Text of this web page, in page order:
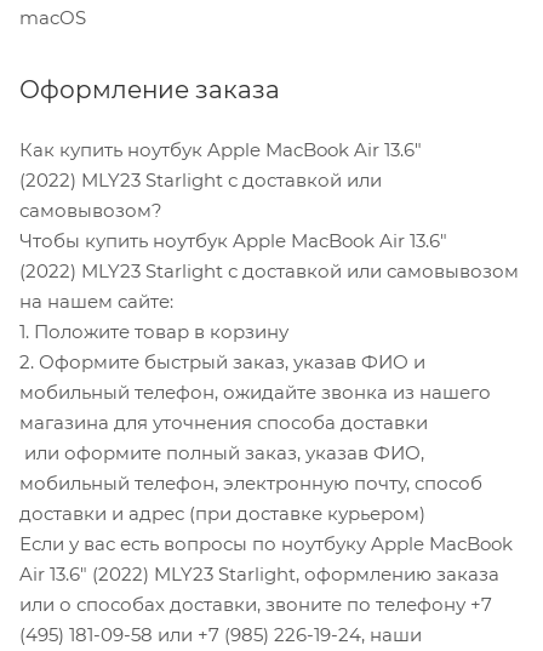
macOS
Оформление заказа
Как купить ноутбук Apple MacBook Air 13.6"
(2022) MLY23 Starlight с доставкой или
самовывозом?
Чтобы купить ноутбук Apple MacBook Air 13.6"
(2022) MLY23 Starlight с доставкой или самовывозом
на нашем сайте:
1. Положите товар в корзину
2. Оформите быстрый заказ, указав ФИО и
мобильный телефон, ожидайте звонка из нашего
магазина для уточнения способа доставки
или оформите полный заказ, указав ФИО,
мобильный телефон, электронную почту, способ
доставки и адрес (при доставке курьером)
Если у вас есть вопросы по ноутбуку Apple MacBook
Air 13.6" (2022) MLY23 Starlight, оформлению заказа
или о способах доставки, звоните по телефону +7
(495) 181-09-58 или +7 (985) 226-19-24, наши